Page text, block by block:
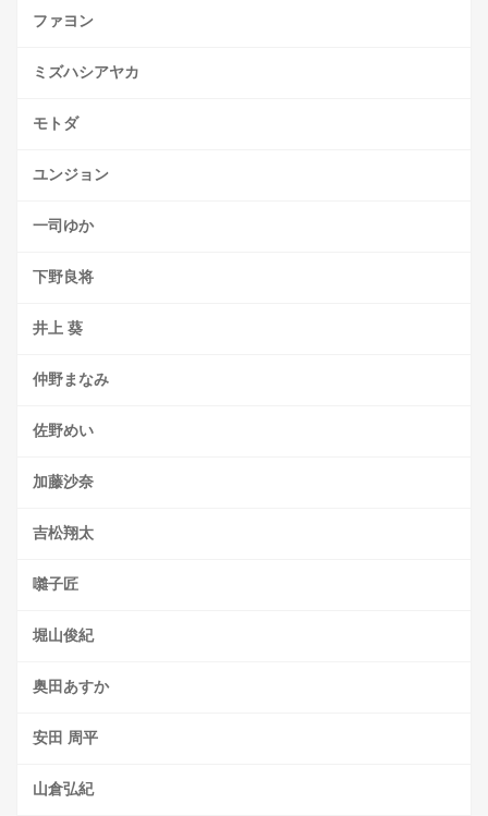
ファヨン
ミズハシアヤカ
モトダ
ユンジョン
一司ゆか
下野良将
井上 葵
仲野まなみ
佐野めい
加藤沙奈
吉松翔太
囃子匠
堀山俊紀
奥田あすか
安田 周平
山倉弘紀